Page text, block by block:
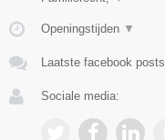
Openingstijden ▼
Laatste facebook posts
Sociale media: